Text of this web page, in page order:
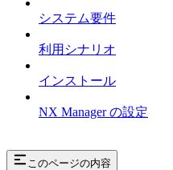
システム要件
利用シナリオ
インストール
NX Manager の設定
このページの内容